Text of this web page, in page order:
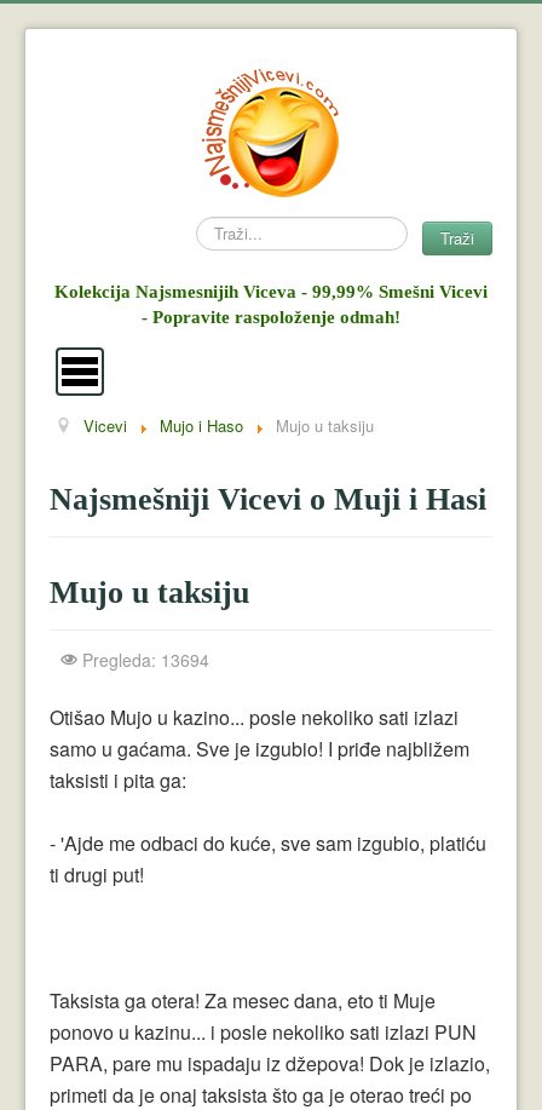
Search Traži
Kolekcija Najsmesnijih Viceva - 99,99% Smešni Vicevi
- Popravite raspoloženje odmah!
Vicevi
Mujo i Haso
Perica
Piroćanci
Vicevi Razni
Vicevi Dana
Vicevi Mujo i Haso Mujo u taksiju
Najsmešniji Vicevi o Muji i Hasi
Mujo u taksiju
Pregleda: 13694
Otišao Mujo u kazino... posle nekoliko sati izlazi
samo u gaćama. Sve je izgubio! I priđe najbližem
taksisti i pita ga:
- 'Ajde me odbaci do kuće, sve sam izgubio, platiću
ti drugi put!
Taksista ga otera! Za mesec dana, eto ti Muje
ponovo u kazinu... i posle nekoliko sati izlazi PUN
PARA, pare mu ispadaju iz džepova! Dok je izlazio,
primeti da je onaj taksista što ga je oterao treći po